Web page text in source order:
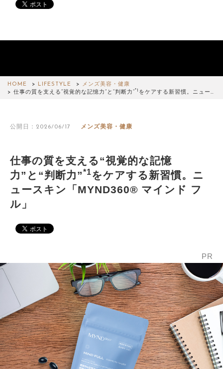
HOME LIFESTYLE
メンズ美容・健康
仕事の質を支える“視覚的な記憶力”と“判断力”*1 をケアする新習慣。ニュー…
公開日：2026/06/17 メンズ美容・健康
仕事の質を支える“視覚的な記憶
力”と“判断力”*1をケアする新習慣。ニ
ュースキン「MYND360® マインド フ
ル」
PR